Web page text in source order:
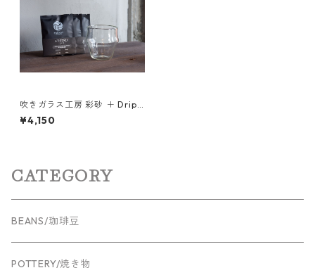
吹きガラス工房 彩砂 ＋ Drip
Bags 3種飲み比べセット
¥4,150
CATEGORY
BEANS/珈琲豆
POTTERY/焼き物